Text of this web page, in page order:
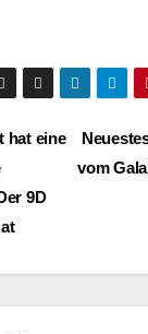
vom
hat eine
9D